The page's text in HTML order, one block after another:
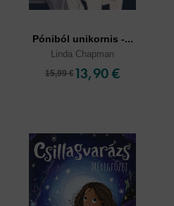
Póniból unikornis -...
Linda Chapman
15,99 €13,90 €